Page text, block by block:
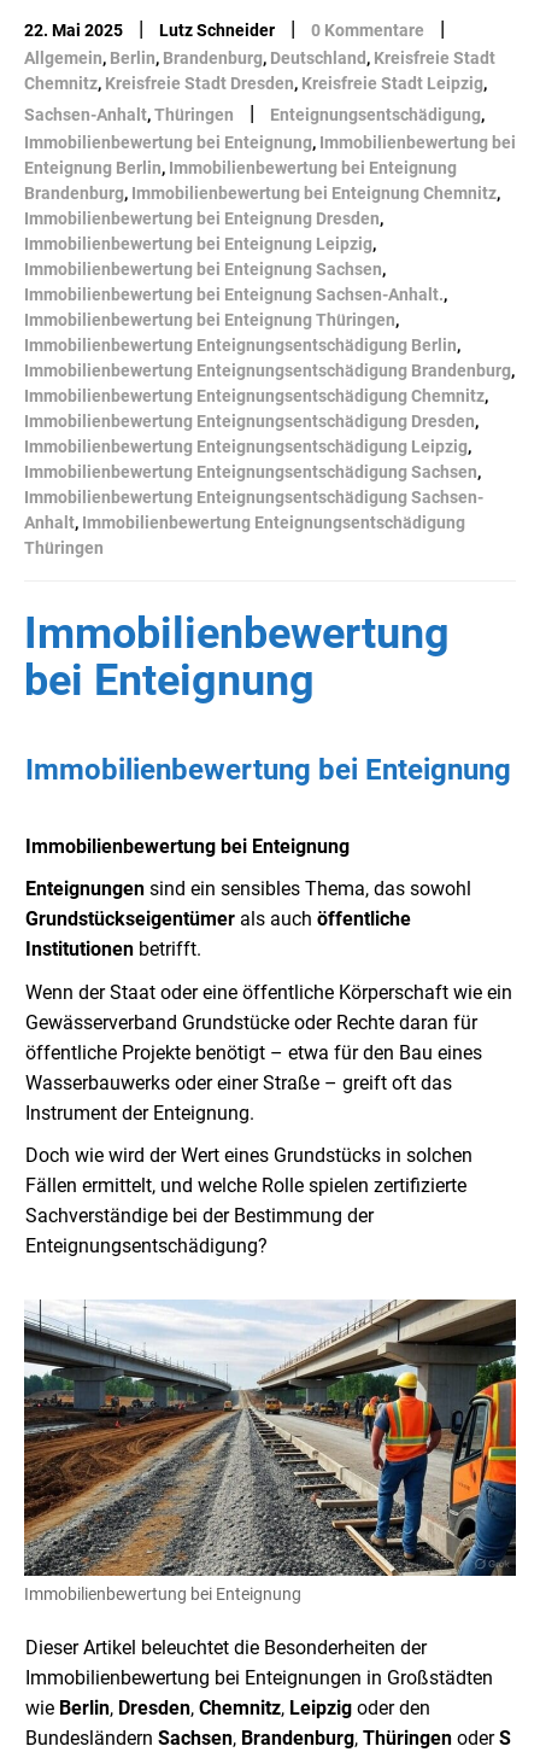
22. Mai 2025 | Lutz Schneider | 0 Kommentare |
Allgemein, Berlin, Brandenburg, Deutschland , Kreisfreie Stadt
Chemnitz, Kreisfreie Stadt Dresden, Kreisfreie Stadt Leipzig,
Sachsen-Anhalt,Thüringen | Enteignungsentschädigung,
Immobilienbewertung bei Enteignung, Immobilienbewertung bei
Enteignung Berlin, Immobilienbewertung bei Enteignung
Brandenburg, Immobilienbewertung bei Enteignung Chemnitz,
Immobilienbewertung bei Enteignung Dresden,
Immobilienbewertung bei Enteignung Leipzig,
Immobilienbewertung bei Enteignung Sachsen,
Immobilienbewertung bei Enteignung Sachsen-Anhalt.,
Immobilienbewertung bei Enteignung Thüringen,
Immobilienbewertung Enteignungsentschädigung Berlin,
Immobilienbewertung Enteignungsentschädigung Brandenburg,
Immobilienbewertung Enteignungsentschädigung Chemnitz,
Immobilienbewertung Enteignungsentschädigung Dresden,
Immobilienbewertung Enteignungsentschädigung Leipzig,
Immobilienbewertung Enteignungsentschädigung Sachsen,
Immobilienbewertung Enteignungsentschädigung Sachsen-
Anhalt, Immobilienbewertung Enteignungsentschädigung
Thüringen
Immobilienbewertung
bei Enteignung
Immobilienbewertung bei Enteignung
Immobilienbewertung bei Enteignung
Enteignungen sind ein sensibles Thema, das sowohl
Grundstückseigentümer als auch öffentliche
Institutionen betrifft.
Wenn der Staat oder eine öffentliche Körperschaft wie ein
Gewässerverband Grundstücke oder Rechte daran für
öffentliche Projekte benötigt – etwa für den Bau eines
Wasserbauwerks oder einer Straße – greift oft das
Instrument der Enteignung.
Doch wie wird der Wert eines Grundstücks in solchen
Fällen ermittelt, und welche Rolle spielen zertifizierte
Sachverständige bei der Bestimmung der
Enteignungsentschädigung?
Immobilienbewertung bei Enteignung
Dieser Artikel beleuchtet die Besonderheiten der
Immobilienbewertung bei Enteignungen in Großstädten
wie Berlin, Dresden, Chemnitz, Leipzig oder den
Bundesländern Sachsen, Brandenburg, Thüringen oderS